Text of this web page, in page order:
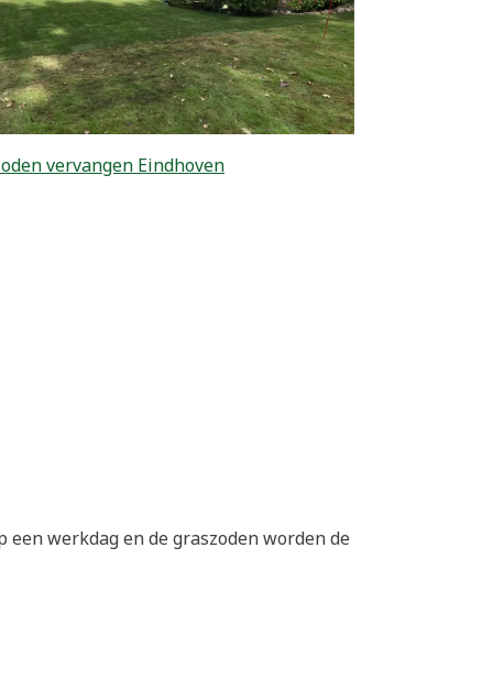
vervangen Eindhoven
werkdag en de graszoden worden de